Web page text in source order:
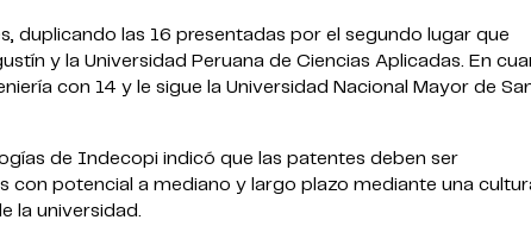
duplicando las 16 presentadas por el segundo lugar que
y la Universidad Peruana de Ciencias Aplicadas. En
con 14 y le sigue la Universidad Nacional Mayor de
de Indecopi indicó que las patentes deben ser
con potencial a mediano y largo plazo mediante una
la universidad.